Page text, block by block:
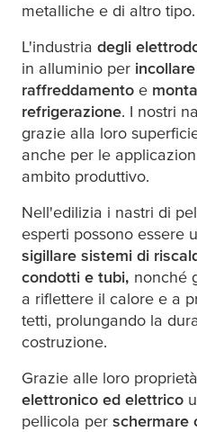
metalliche e di altro tipo.
L'industria degli
in alluminio per
raffreddamento e
refrigerazione. I nostri
grazie alla loro
anche per le
ambito produttivo.
Nell'edilizia i nastri di
esperti possono essere
sigillare sistemi di
condotti e tubi, nonché
a riflettere il calore e a
tetti, prolungando la
costruzione.
Grazie alle loro proprietà
elettronico ed elettrico
pellicola per schermare